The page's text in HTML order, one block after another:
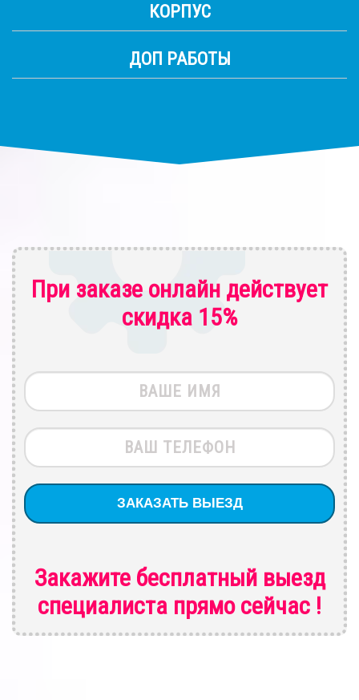
КОРПУС
ДОП РАБОТЫ
При заказе онлайн действует
скидка 15%
Закажите бесплатный выезд
специалиста прямо сейчас !